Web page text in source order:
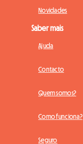
Novidades
Saber mais
Ajuda
Contacto
Quem somos?
Como funciona?
Seguro